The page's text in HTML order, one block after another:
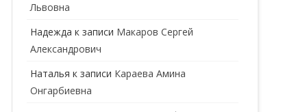
ДЕТСКИЙ ХИРУРГ
КАРДИОЛОГ
КОСМЕТОЛОГ
МАССАЖИСТ
Львовна
Надежда к записи Макаров Сергей
Александрович
Наталья к записи Караева Амина
Онгарбиевна